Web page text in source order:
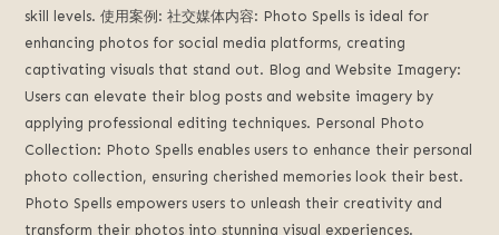
skill levels. 使用案例: 社交媒体内容: Photo Spells is ideal for
enhancing photos for social media platforms, creating
captivating visuals that stand out. Blog and Website Imagery:
Users can elevate their blog posts and website imagery by
applying professional editing techniques. Personal Photo
Collection: Photo Spells enables users to enhance their personal
photo collection, ensuring cherished memories look their best.
Photo Spells empowers users to unleash their creativity and
transform their photos into stunning visual experiences.